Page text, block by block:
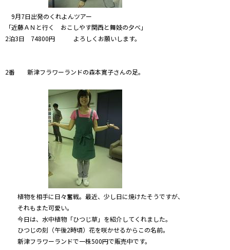
9月7日出発のくれよんツアー
「近藤ＡＮと行く おこしやす関西と舞妓の夕べ」
2泊3日 74800円 よろしくお願いします。
2番 新津フラワーランドの森本寛子さんの足。
植物を相手に日々奮戦。最近、少し日に焼けたそうですが、
それもまた可愛い。
今日は、水中植物「ひつじ草」を紹介してくれました。
ひつじの刻（午後2時頃）花を咲かせるからこの名前。
新津フラワーランドで一株500円で販売中です。